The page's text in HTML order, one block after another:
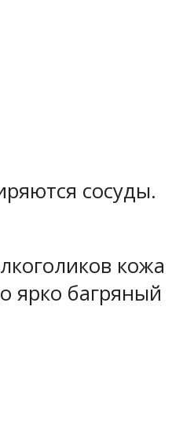
сосуды.
кожа
ярко багряный